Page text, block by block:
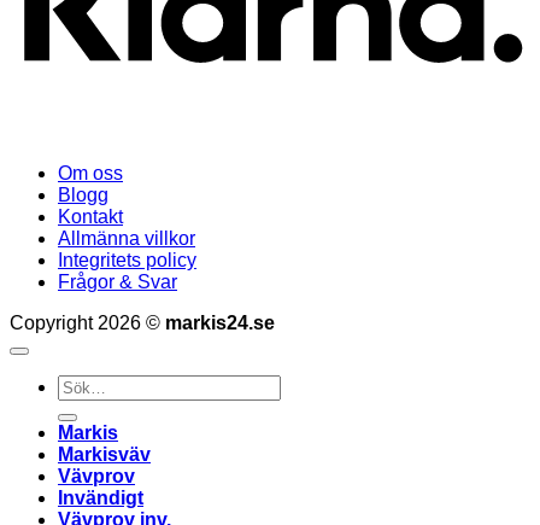
Om oss
Blogg
Kontakt
Allmänna villkor
Integritets policy
Frågor & Svar
Copyright 2026 © markis24.se
Sök
efter:
Markis
Markisväv
Vävprov
Invändigt
Vävprov inv.